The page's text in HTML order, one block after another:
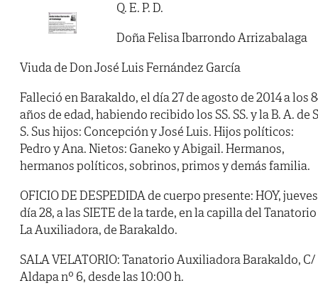
Q. E. P. D.
Doña Felisa Ibarrondo Arrizabalaga
Viuda de Don José Luis Fernández García
Falleció en Barakaldo, el día 27 de agosto de 2014 a los
años de edad, habiendo recibido los SS. SS. y la B. A. de
S. Sus hijos: Concepción y José Luis. Hijos políticos:
Pedro y Ana. Nietos: Ganeko y Abigail. Hermanos,
hermanos políticos, sobrinos, primos y demás familia.
OFICIO DE DESPEDIDA de cuerpo presente: HOY,
día 28, a las SIETE de la tarde, en la capilla del Tanatorio
La Auxiliadora, de Barakaldo.
SALA VELATORIO: Tanatorio Auxiliadora Barakaldo, C/
Aldapa nº 6, desde las 10:00 h.